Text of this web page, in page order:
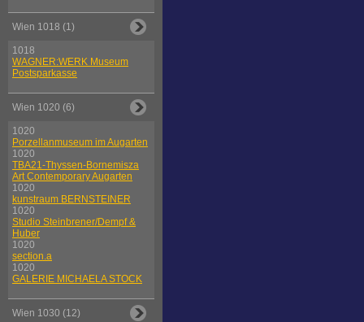
Wien 1018 (1)
1018
WAGNER:WERK Museum
Postsparkasse
Wien 1020 (6)
1020
Porzellanmuseum im Augarten
1020
TBA21-Thyssen-Bornemisza
Art Contemporary Augarten
1020
kunstraum BERNSTEINER
1020
Studio Steinbrener/Dempf &
Huber
1020
section.a
1020
GALERIE MICHAELA STOCK
Wien 1030 (12)